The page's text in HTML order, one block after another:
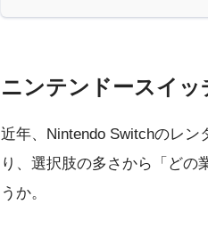
ニンテンドースイ
近年、Nintendo Switchのレ
り、選択肢の多さから「どの
うか。